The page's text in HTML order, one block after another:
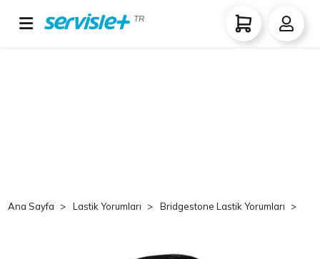
TR
Ana Sayfa Lastik Yorumları Bridgestone Lastik Yorumları